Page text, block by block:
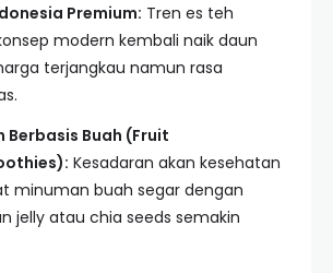
Premium: Tren es teh
modern kembali naik daun
terjangkau namun rasa
Berbasis Buah (Fruit
Kesadaran akan kesehatan
minuman buah segar dengan
jelly atau chia seeds semakin